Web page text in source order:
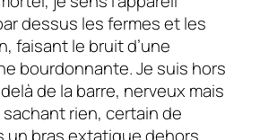
dessus les fermes et les
faisant le bruit d’une
bourdonnante. Je suis hors
de la barre, nerveux mais
rien, certain de